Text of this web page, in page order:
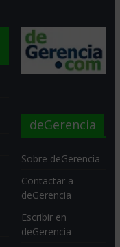
deGerencia
Sobre deGerencia
Contactar a
deGerencia
Escribir en
deGerencia